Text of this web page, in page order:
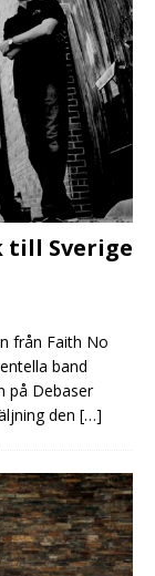
till Sverige
från Faith No
band
på Debaser
den […]